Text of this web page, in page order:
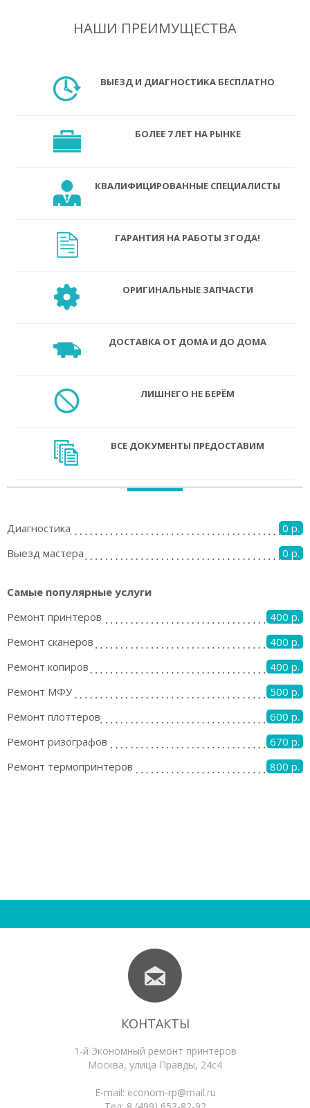
НАШИ ПРЕИМУЩЕСТВА
ВЫЕЗД И ДИАГНОСТИКА БЕСПЛАТНО
БОЛЕЕ 7 ЛЕТ НА РЫНКЕ
КВАЛИФИЦИРОВАННЫЕ СПЕЦИАЛИСТЫ
ГАРАНТИЯ НА РАБОТЫ 3 ГОДА!
ОРИГИНАЛЬНЫЕ ЗАПЧАСТИ
ДОСТАВКА ОТ ДОМА И ДО ДОМА
ЛИШНЕГО НЕ БЕРЁМ
ВСЕ ДОКУМЕНТЫ ПРЕДОСТАВИМ
Диагностика
0 р.
Выезд мастера
0 р.
Самые популярные услуги
Ремонт принтеров
400 р.
Ремонт сканеров
400 р.
Ремонт копиров
400 р.
Ремонт МФУ
500 р.
Ремонт плоттеров
600 р.
Ремонт ризографов
670 р.
Ремонт термопринтеров
800 р.
КОНТАКТЫ
1-й Экономный ремонт принтеров
Москва, улица Правды, 24с4
E-mail: econom-rp@mail.ru